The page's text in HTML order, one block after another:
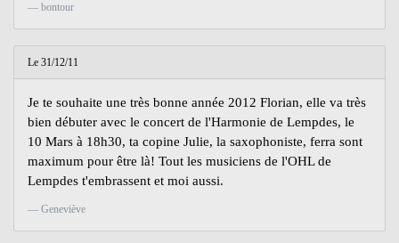
bontour
Le 31/12/11
Je te souhaite une très bonne année 2012 Florian, elle va très
bien débuter avec le concert de l'Harmonie de Lempdes, le
10 Mars à 18h30, ta copine Julie, la saxophoniste, ferra sont
maximum pour être là! Tout les musiciens de l'OHL de
Lempdes t'embrassent et moi aussi.
Geneviève